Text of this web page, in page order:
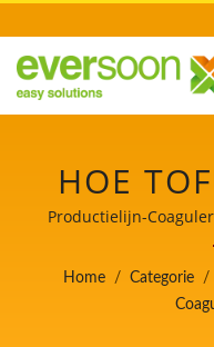
HOE
TOFU
Productielijn-
de Automatische
hoogste
Home / Categorie /